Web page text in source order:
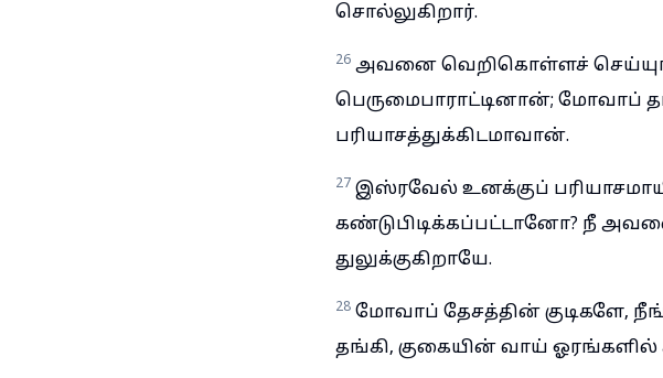
சொல்லுகிறார்.
26 அவனை வெறிகொள்ளச்
பெருமைபாராட்டினான்; மோவாப்
பரியாசத்துக்கிடமாவான்.
27 இஸ்ரவேல் உனக்குப்
கண்டுபிடிக்கப்பட்டானோ? நீ
துலுக்குகிறாயே.
28 மோவாப் தேசத்தின்
தங்கி, குகையின் வாய் ஓரங்களில்